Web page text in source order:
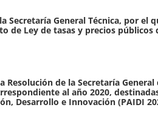
Secretaría General Técnica, por el
Ley de tasas y precios
de la Secretaría General
al año 2020,
Desarrollo e Innovación (PAIDI